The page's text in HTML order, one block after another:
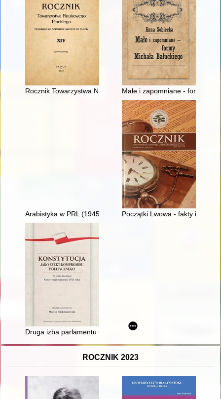
Rocznik Towarzystwa Naukowego Płockiego = Yearbook of
Małe i zapomniane - formy
Arabistyka w PRL (1945-1990) - recenzja]Początki Lwowa - fakty i mity
Druga izba parlamentu w myśli politycznej polskiego ruchu
ROCZNIK 2023